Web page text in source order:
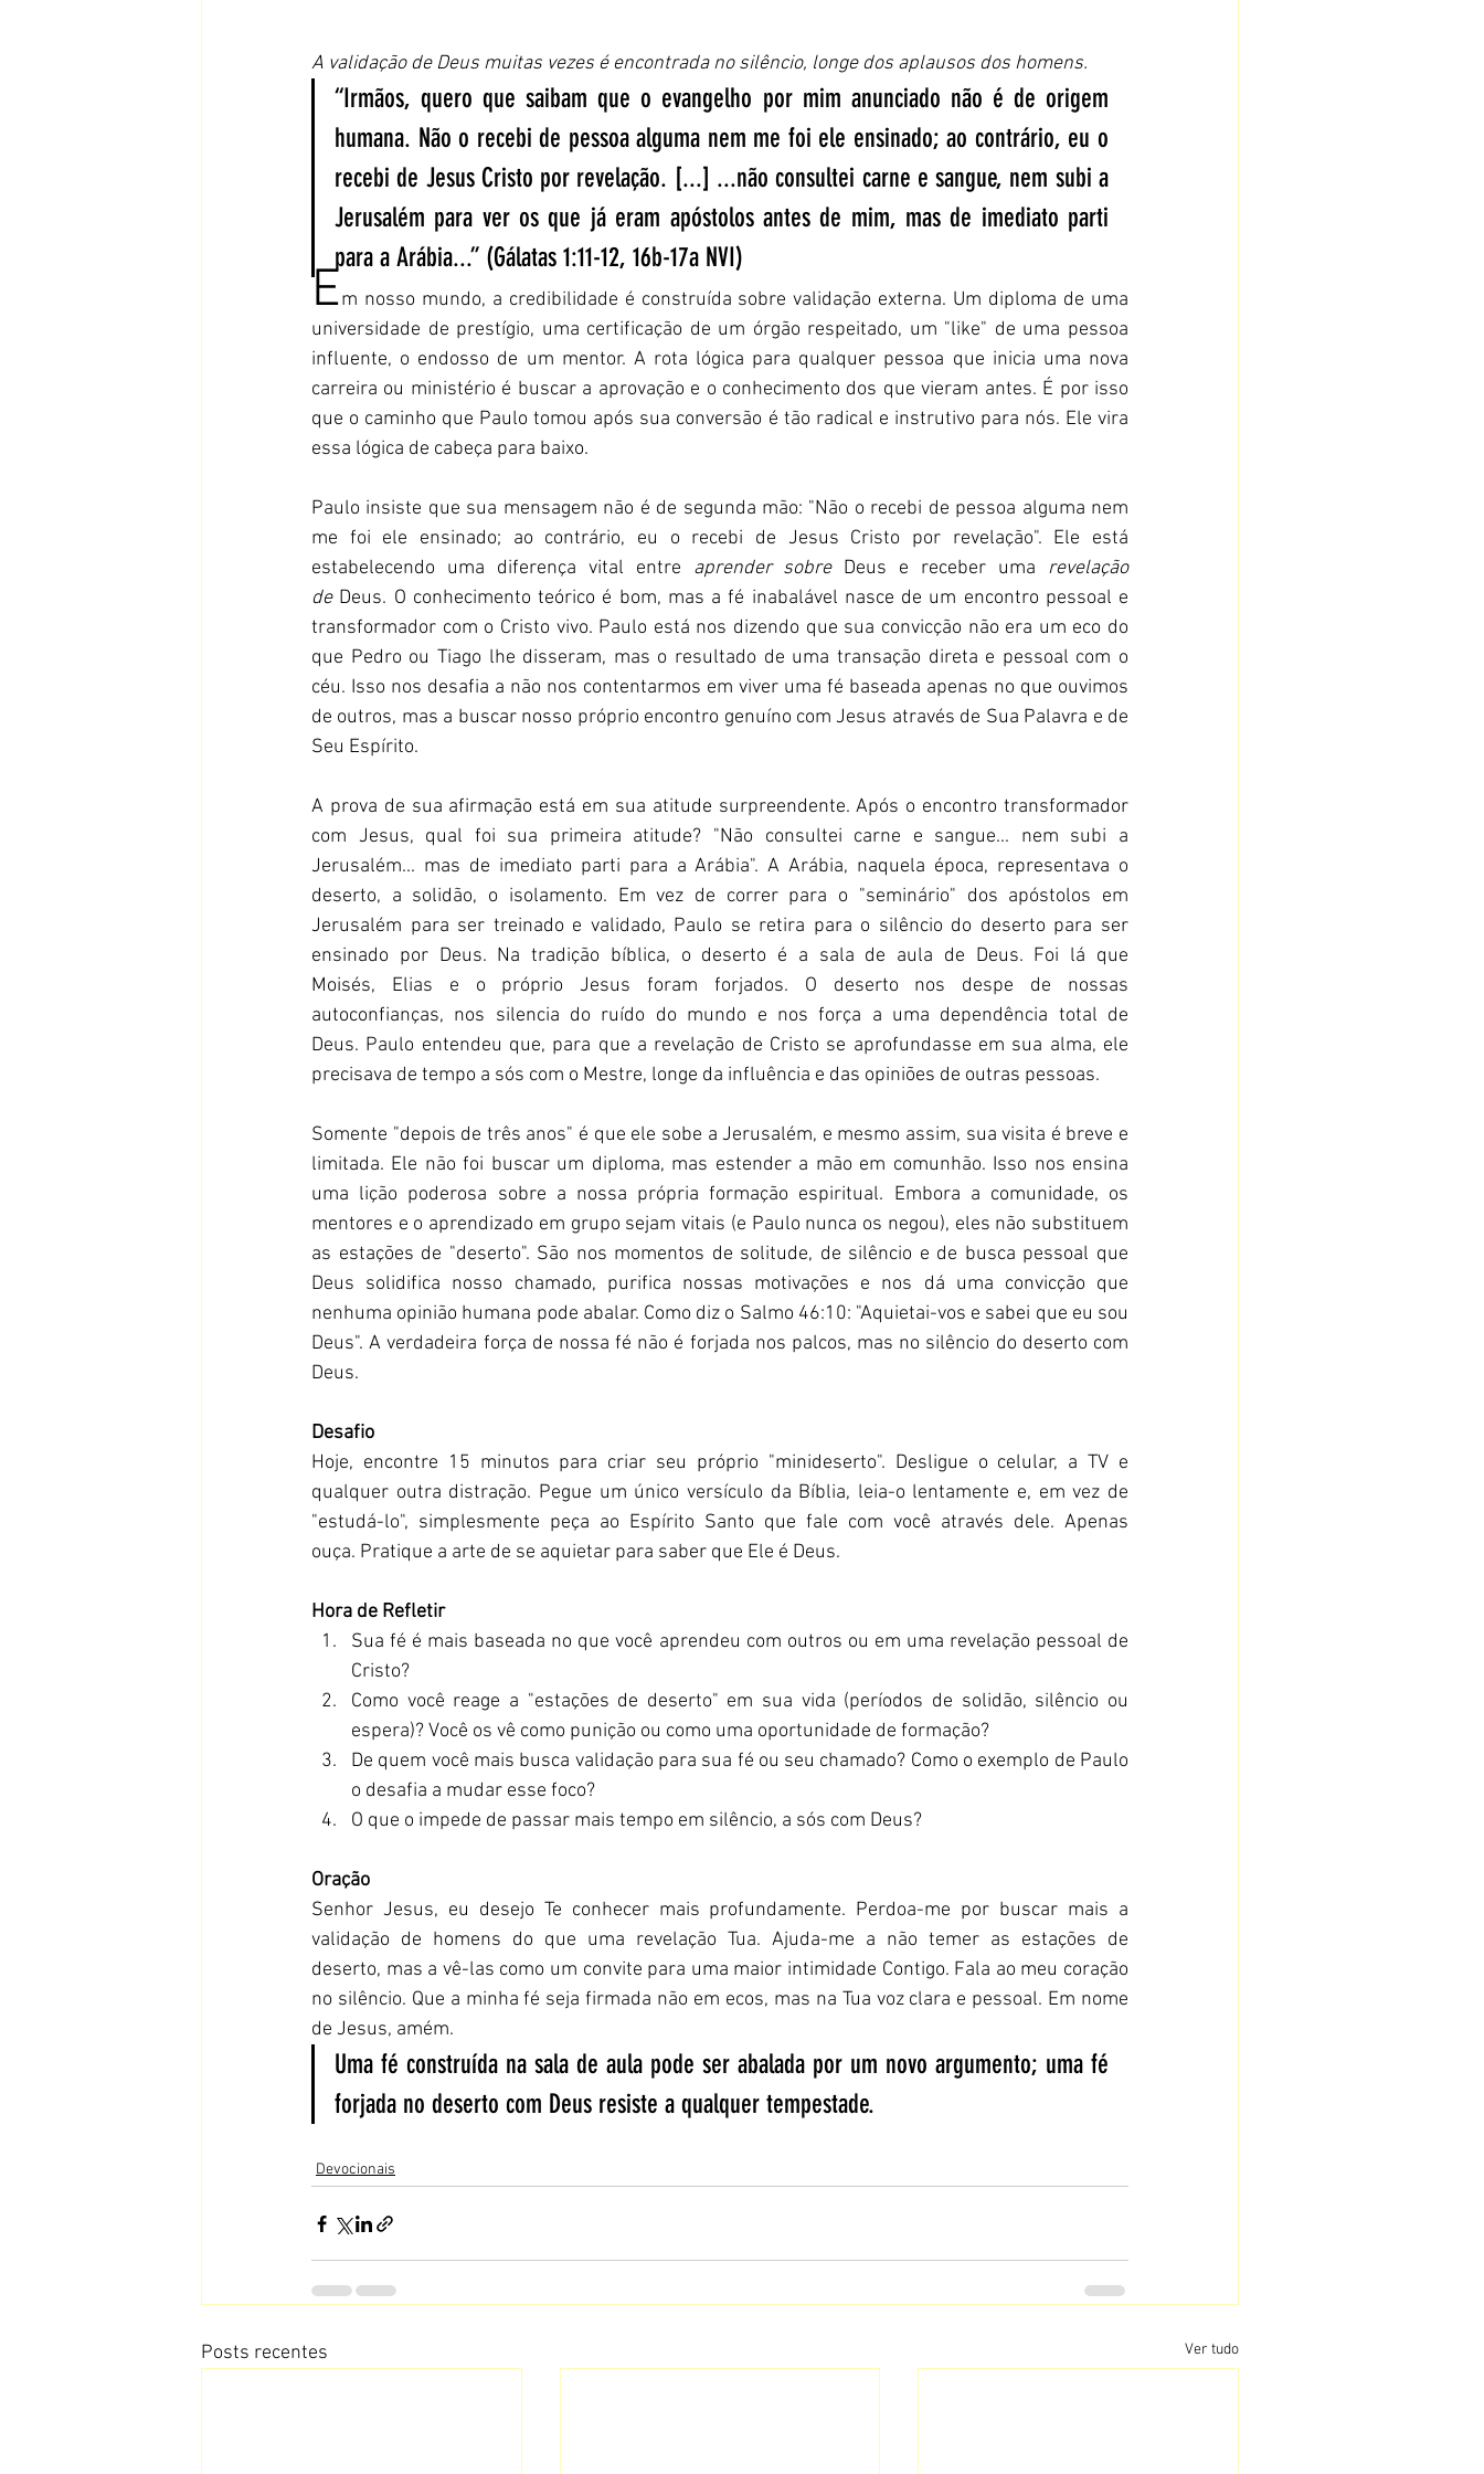
A validação de Deus muitas vezes é encontrada no silêncio, longe dos aplausos dos homens.
“Irmãos, quero que saibam que o evangelho por mim anunciado não é de origem
humana. Não o recebi de pessoa alguma nem me foi ele ensinado; ao contrário, eu o
recebi de Jesus Cristo por revelação. [...] ...não consultei carne e sangue, nem subi a
Jerusalém para ver os que já eram apóstolos antes de mim, mas de imediato parti
para a Arábia...” (Gálatas 1:11-12, 16b-17a NVI)
Em nosso mundo, a credibilidade é construída sobre validação externa. Um diploma de uma
universidade de prestígio, uma certificação de um órgão respeitado, um "like" de uma pessoa
influente, o endosso de um mentor. A rota lógica para qualquer pessoa que inicia uma nova
carreira ou ministério é buscar a aprovação e o conhecimento dos que vieram antes. É por isso
que o caminho que Paulo tomou após sua conversão é tão radical e instrutivo para nós. Ele vira
essa lógica de cabeça para baixo.
Paulo insiste que sua mensagem não é de segunda mão: "Não o recebi de pessoa alguma nem
me foi ele ensinado; ao contrário, eu o recebi de Jesus Cristo por revelação". Ele está
estabelecendo uma diferença vital entre aprender sobre Deus e receber uma revelação
de Deus. O conhecimento teórico é bom, mas a fé inabalável nasce de um encontro pessoal e
transformador com o Cristo vivo. Paulo está nos dizendo que sua convicção não era um eco do
que Pedro ou Tiago lhe disseram, mas o resultado de uma transação direta e pessoal com o
céu. Isso nos desafia a não nos contentarmos em viver uma fé baseada apenas no que ouvimos
de outros, mas a buscar nosso próprio encontro genuíno com Jesus através de Sua Palavra e de
Seu Espírito.
A prova de sua afirmação está em sua atitude surpreendente. Após o encontro transformador
com Jesus, qual foi sua primeira atitude? "Não consultei carne e sangue... nem subi a
Jerusalém... mas de imediato parti para a Arábia". A Arábia, naquela época, representava o
deserto, a solidão, o isolamento. Em vez de correr para o "seminário" dos apóstolos em
Jerusalém para ser treinado e validado, Paulo se retira para o silêncio do deserto para ser
ensinado por Deus. Na tradição bíblica, o deserto é a sala de aula de Deus. Foi lá que
Moisés, Elias e o próprio Jesus foram forjados. O deserto nos despe de nossas
autoconfianças, nos silencia do ruído do mundo e nos força a uma dependência total de
Deus. Paulo entendeu que, para que a revelação de Cristo se aprofundasse em sua alma, ele
precisava de tempo a sós com o Mestre, longe da influência e das opiniões de outras pessoas.
Somente "depois de três anos" é que ele sobe a Jerusalém, e mesmo assim, sua visita é breve e
limitada. Ele não foi buscar um diploma, mas estender a mão em comunhão. Isso nos ensina
uma lição poderosa sobre a nossa própria formação espiritual. Embora a comunidade, os
mentores e o aprendizado em grupo sejam vitais (e Paulo nunca os negou), eles não substituem
as estações de "deserto". São nos momentos de solitude, de silêncio e de busca pessoal que
Deus solidifica nosso chamado, purifica nossas motivações e nos dá uma convicção que
nenhuma opinião humana pode abalar. Como diz o Salmo 46:10: "Aquietai-vos e sabei que eu sou
Deus". A verdadeira força de nossa fé não é forjada nos palcos, mas no silêncio do deserto com
Deus.
Desafio
Hoje, encontre 15 minutos para criar seu próprio "minideserto". Desligue o celular, a TV e
qualquer outra distração. Pegue um único versículo da Bíblia, leia-o lentamente e, em vez de
"estudá-lo", simplesmente peça ao Espírito Santo que fale com você através dele. Apenas
ouça. Pratique a arte de se aquietar para saber que Ele é Deus.
Hora de Refletir
Sua fé é mais baseada no que você aprendeu com outros ou em uma revelação pessoal de
Cristo?
Como você reage a "estações de deserto" em sua vida (períodos de solidão, silêncio ou
espera)? Você os vê como punição ou como uma oportunidade de formação?
De quem você mais busca validação para sua fé ou seu chamado? Como o exemplo de Paulo
o desafia a mudar esse foco?
O que o impede de passar mais tempo em silêncio, a sós com Deus?
Oração
Senhor Jesus, eu desejo Te conhecer mais profundamente. Perdoa-me por buscar mais a
validação de homens do que uma revelação Tua. Ajuda-me a não temer as estações de
deserto, mas a vê-las como um convite para uma maior intimidade Contigo. Fala ao meu coração
no silêncio. Que a minha fé seja firmada não em ecos, mas na Tua voz clara e pessoal. Em nome
de Jesus, amém.
Uma fé construída na sala de aula pode ser abalada por um novo argumento; uma fé
forjada no deserto com Deus resiste a qualquer tempestade.
Devocionais
Posts recentes Ver tudo